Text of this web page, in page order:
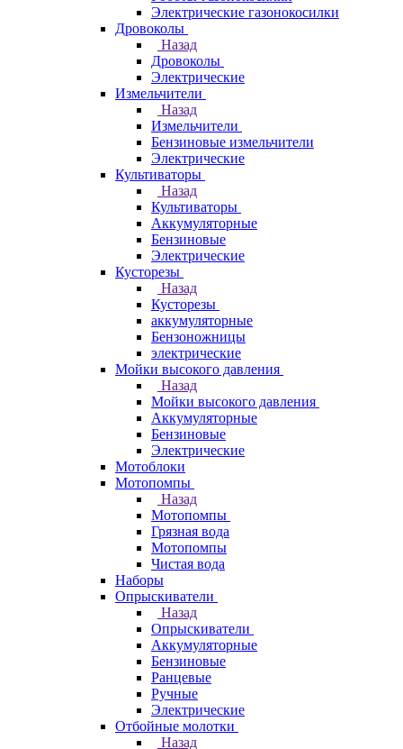
Электрические газонокосилки
Дровоколы
Назад
Дровоколы
Электрические
Измельчители
Назад
Измельчители
Бензиновые измельчители
Электрические
Культиваторы
Назад
Культиваторы
Аккумуляторные
Бензиновые
Электрические
Кусторезы
Назад
Кусторезы
аккумуляторные
Бензоножницы
электрические
Мойки высокого давления
Назад
Мойки высокого давления
Аккумуляторные
Бензиновые
Электрические
Мотоблоки
Мотопомпы
Назад
Мотопомпы
Грязная вода
Мотопомпы
Чистая вода
Наборы
Опрыскиватели
Назад
Опрыскиватели
Аккумуляторные
Бензиновые
Ранцевые
Ручные
Электрические
Отбойные молотки
Назад